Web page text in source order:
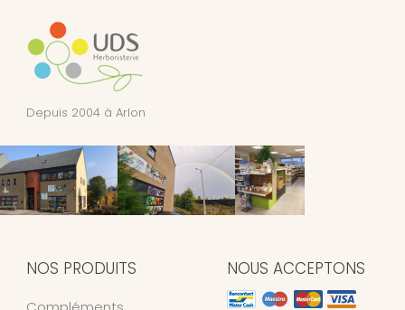
Depuis 2004 à Arlon
NOS PRODUITS NOUS ACCEPTONS